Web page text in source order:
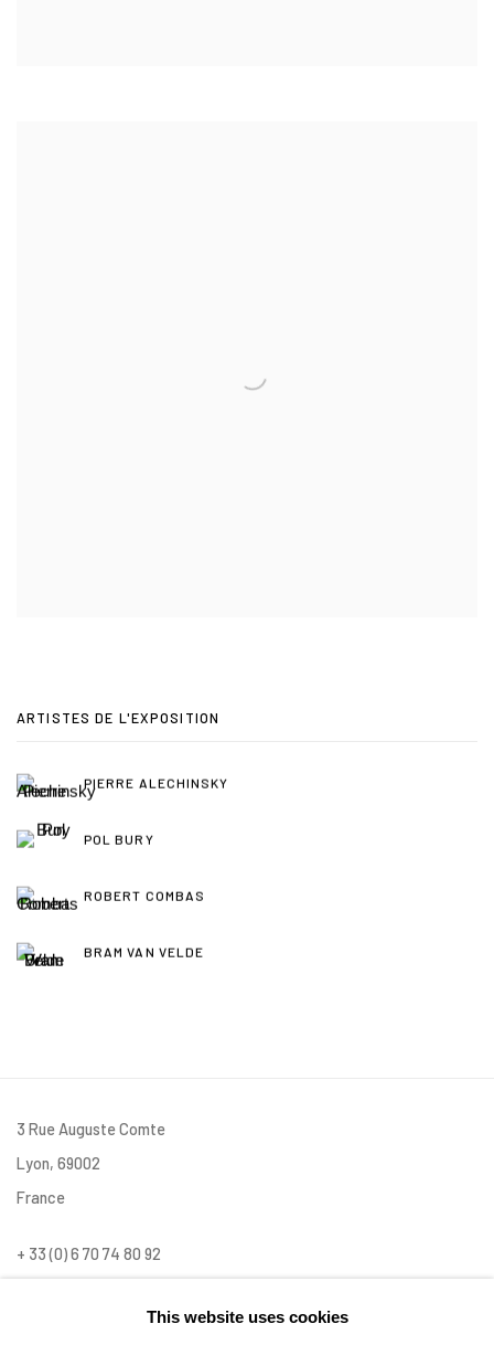
ARTISTES DE L'EXPOSITION
PIERRE ALECHINSKY
POL BURY
ROBERT COMBAS
BRAM VAN VELDE
3 Rue Auguste Comte
Lyon, 69002
France
+ 33 (0) 6 70 74 80 92
This website uses cookies